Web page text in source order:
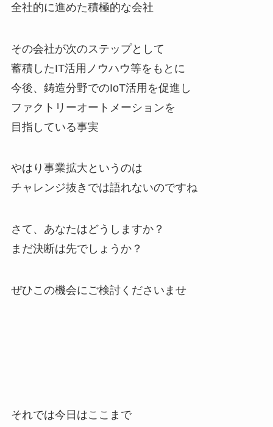
全社的に進めた積極的な会社
その会社が次のステップとして
蓄積したIT活用ノウハウ等をもとに
今後、鋳造分野でのIoT活用を促進し
ファクトリーオートメーションを
目指している事実
やはり事業拡大というのは
チャレンジ抜きでは語れないのですね
さて、あなたはどうしますか？
まだ決断は先でしょうか？
ぜひこの機会にご検討くださいませ
それでは今日はここまで